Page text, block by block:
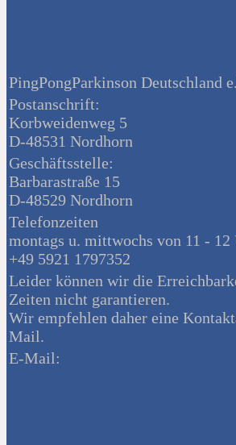
PingPongParkinson Deutschland
Postanschrift:
Korbweidenweg 5
D-48531 Nordhorn
Geschäftsstelle:
Barbarastraße 15
D-48529 Nordhorn
Telefonzeiten
montags u. mittwochs von 11 - 12
+49 5921 1797352
Leider können wir die
Zeiten nicht garantieren.
Wir empfehlen daher eine
Mail.
E-Mail: